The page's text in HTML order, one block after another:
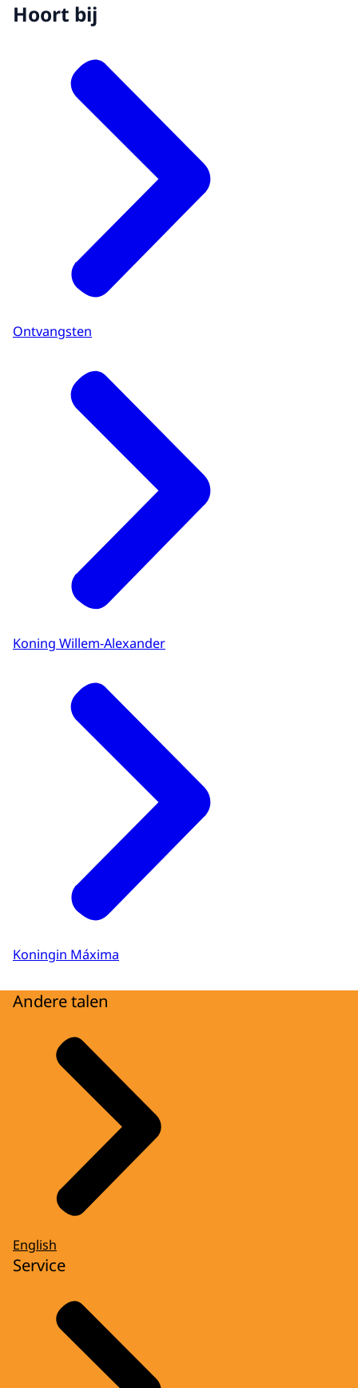
Hoort bij
Ontvangsten
Koning Willem-Alexander
Koningin Máxima
Andere talen
English
Service